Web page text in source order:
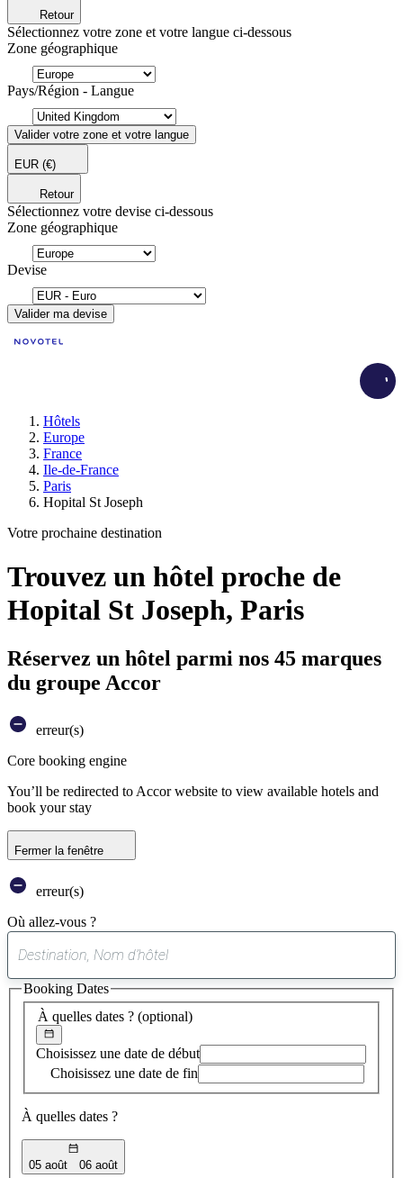
Retour
Sélectionnez votre zone et votre langue ci-dessous
Zone géographique
Pays/Région - Langue
Valider votre zone et votre langue
EUR (€)
Retour
Sélectionnez votre devise ci-dessous
Zone géographique
Devise
Valider ma devise
Hôtels
Europe
France
Ile-de-France
Paris
Hopital St Joseph
Votre prochaine destination
Trouvez un hôtel proche de
Hopital St Joseph, Paris
Réservez un hôtel parmi nos 45 marques
du groupe Accor
erreur(s)
Core booking engine
You’ll be redirected to Accor website to view available hotels and
book your stay
Fermer la fenêtre
erreur(s)
Où allez-vous ?
suggestion
trouvée
À quelles dates ? (optional)
Choisissez une date de début
Choisissez une date de fin
À quelles dates ?
05 août 06 août
Booking Dates